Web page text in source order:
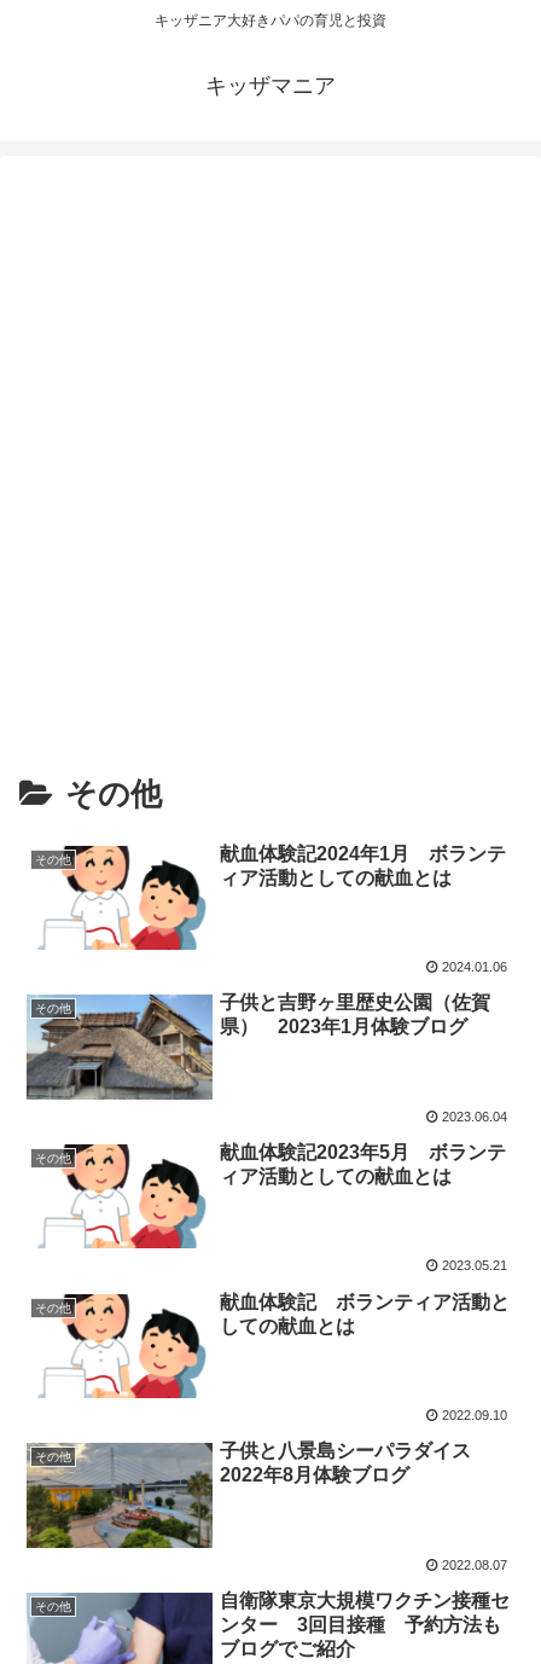
キッザニア大好きパパの育児と投資
キッザマニア
その他
その他
献血体験記2024年1月 ボランテ
ィア活動としての献血とは
2024.01.06
その他
子供と吉野ヶ里歴史公園（佐賀
県） 2023年1月体験ブログ
2023.06.04
その他
献血体験記2023年5月 ボランテ
ィア活動としての献血とは
2023.05.21
その他
献血体験記 ボランティア活動と
しての献血とは
2022.09.10
その他
子供と八景島シーパラダイス
2022年8月体験ブログ
2022.08.07
その他
自衛隊東京大規模ワクチン接種セ
ンター 3回目接種 予約方法も
ブログでご紹介